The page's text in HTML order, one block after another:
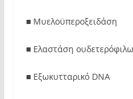
■ Μυελοϋπεροξειδάση
■ Ελαστάση
■ Εξωκυτταρικό DNA